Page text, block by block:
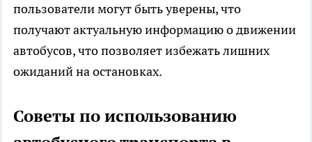
пользователи могут быть уверены, что
получают актуальную информацию о движении
автобусов, что позволяет избежать лишних
ожиданий на остановках.
Советы по использованию